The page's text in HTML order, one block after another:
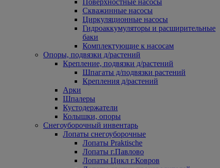
Поверхностные насосы
Скважинные насосы
Циркуляционные насосы
Гидроаккумуляторы и расширительные
баки
Комплектующие к насосам
Опоры, подвязки д/растений
Крепление, подвязки д/растений
Шпагаты д/подвязки растений
Крепления д/растений
Арки
Шпалеры
Кустодержатели
Колышки, опоры
Снегоуборочный инвентарь
Лопаты снегоуборочные
Лопаты Praktische
Лопаты г.Павлово
Лопаты Цикл г.Ковров